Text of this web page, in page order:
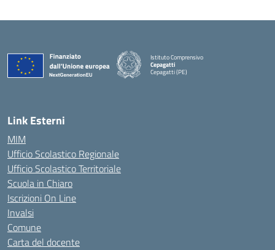
Istituto Comprensivo
Cepagatti
Cepagatti (PE)
— Visita la pagina iniziale della scuola
Link Esterni
MIM
Ufficio Scolastico Regionale
Ufficio Scolastico Territoriale
Scuola in Chiaro
Iscrizioni On Line
Invalsi
Comune
Carta del docente